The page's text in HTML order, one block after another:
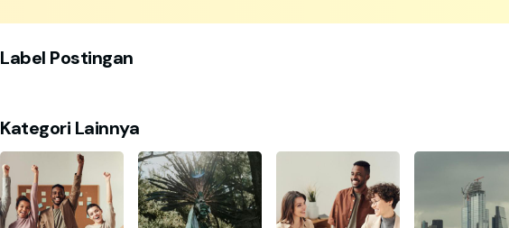
Label Postingan
Kategori Lainnya